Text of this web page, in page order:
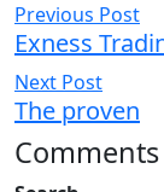
Previous Post
Exness
Next Post
The proven